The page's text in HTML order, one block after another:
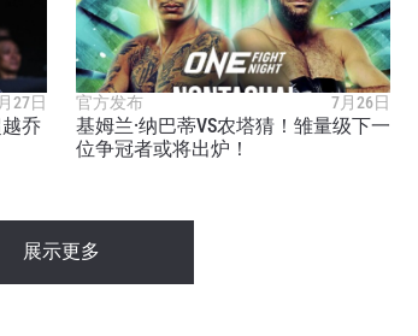
27日
乔
官方发布 7月26日
基姆兰·纳巴蒂VS农塔猜！雏量级下一
位争冠者或将出炉！
展示更多